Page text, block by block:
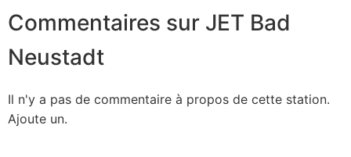
Commentaires sur JET Bad
Neustadt
Il n'y a pas de commentaire à propos de cette station.
Ajoute un.